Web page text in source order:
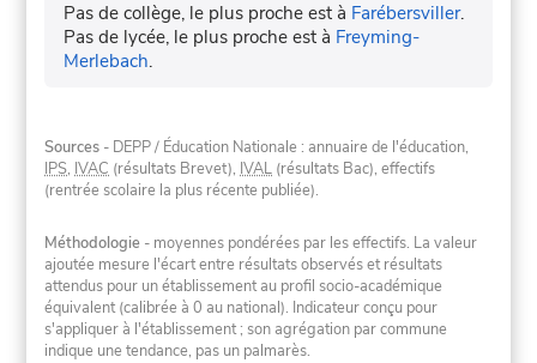
Pas de collège, le plus proche est à Farébersviller.
Pas de lycée, le plus proche est à Freyming-
Merlebach.
Sources - DEPP / Éducation Nationale : annuaire de l'éducation,
IPS, IVAC (résultats Brevet), IVAL (résultats Bac), effectifs
(rentrée scolaire la plus récente publiée).
Méthodologie - moyennes pondérées par les effectifs. La valeur
ajoutée mesure l'écart entre résultats observés et résultats
attendus pour un établissement au profil socio-académique
équivalent (calibrée à 0 au national). Indicateur conçu pour
s'appliquer à l'établissement ; son agrégation par commune
indique une tendance, pas un palmarès.